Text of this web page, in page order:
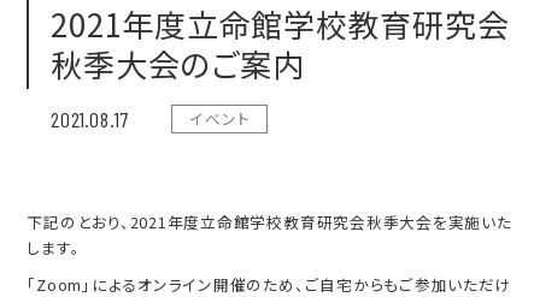
2021年度立命館学校教育研究会
秋季大会のご案内
2021.08.17 イベント
下記のとおり、2021年度立命館学校教育研究会秋季大会を実施いた
します。
「Zoom」によるオンライン開催のため、ご自宅からもご参加いただけ